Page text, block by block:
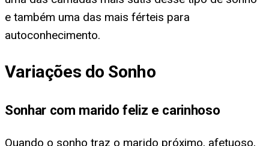
e também uma das mais férteis para
autoconhecimento.
Variações do Sonho
Sonhar com marido feliz e carinhoso
Quando o sonho traz o marido próximo, afetuoso,